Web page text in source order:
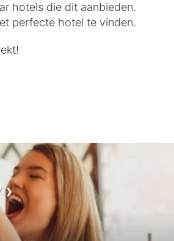
hotels die dit aanbieden.
perfecte hotel te vinden.